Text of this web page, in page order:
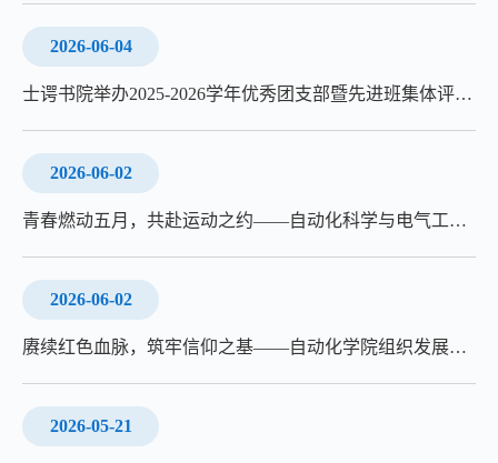
2026-06-04
士谔书院举办2025-2026学年优秀团支部暨先进班集体评选答辩会
2026-06-02
青春燃动五月，共赴运动之约——自动化科学与电气工程学院2026年师生趣味运动会圆满落幕
2026-06-02
赓续红色血脉，筑牢信仰之基——自动化学院组织发展对象赴中国共产党历史展览馆参观学习
2026-05-21